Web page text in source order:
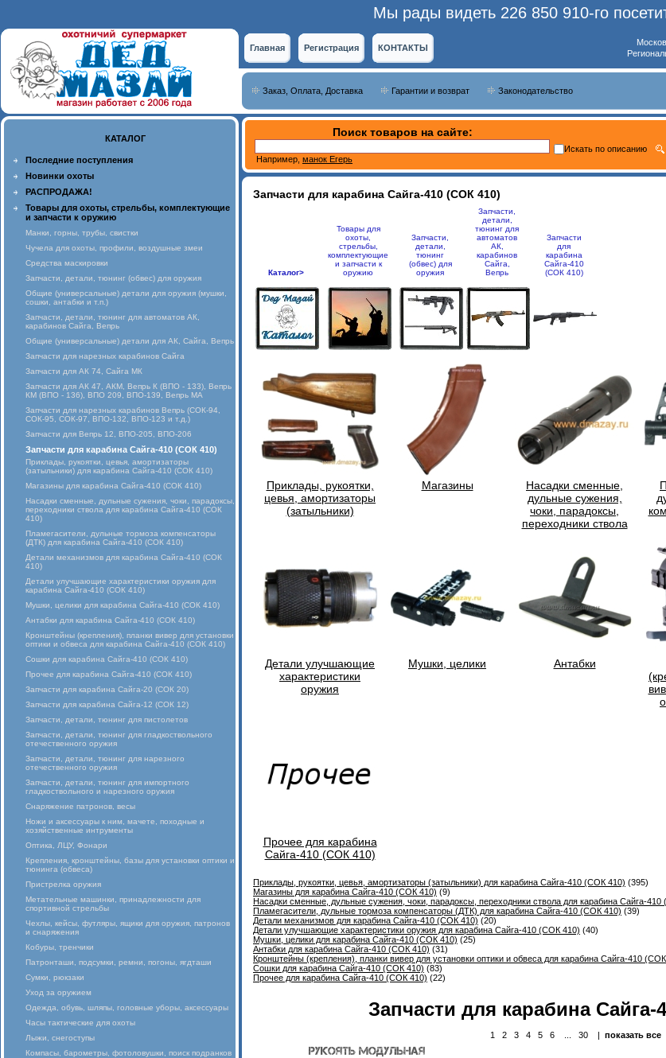
Мы рады видеть 226 850 910-го
Главная Регистрация КОНТАКТЫ
Заказ, Оплата, Доставка Гарантии и возврат Законодательство
КАТАЛОГ
Последние поступления
Новинки охоты
РАСПРОДАЖА!
Товары для охоты, стрельбы, комплектующие
и запчасти к оружию
Манки, горны, трубы, свистки
Чучела для охоты, профили, воздушные змеи
Средства маскировки
Запчасти, детали, тюнинг (обвес) для оружия
Общие (универсальные) детали для оружия (мушки,
сошки, антабки и т.п.)
Запчасти, детали, тюнинг для автоматов АК,
карабинов Сайга, Вепрь
Общие (универсальные) детали для АК, Сайга, Вепрь
Запчасти для нарезных карабинов Сайга
Запчасти для АК 74, Сайга МК
Запчасти для АК 47, АКМ, Вепрь К (ВПО - 133), Вепрь
КМ (ВПО - 136), ВПО 209, ВПО-139, Вепрь МА
Запчасти для нарезных карабинов Вепрь (СОК-94,
СОК-95, СОК-97, ВПО-132, ВПО-123 и т.д.)
Запчасти для Вепрь 12, ВПО-205, ВПО-206
Запчасти для карабина Сайга-410 (СОК 410)
Приклады, рукоятки, цевья, амортизаторы
(затыльники) для карабина Сайга-410 (СОК 410)
Магазины для карабина Сайга-410 (СОК 410)
Насадки сменные, дульные сужения, чоки, парадоксы,
переходники ствола для карабина Сайга-410 (СОК
410)
Пламегасители, дульные тормоза компенсаторы
(ДТК) для карабина Сайга-410 (СОК 410)
Детали механизмов для карабина Сайга-410 (СОК
410)
Детали улучшающие характеристики оружия для
карабина Сайга-410 (СОК 410)
Мушки, целики для карабина Сайга-410 (СОК 410)
Антабки для карабина Сайга-410 (СОК 410)
Кронштейны (крепления), планки вивер для установки
оптики и обвеса для карабина Сайга-410 (СОК 410)
Сошки для карабина Сайга-410 (СОК 410)
Прочее для карабина Сайга-410 (СОК 410)
Запчасти для карабина Сайга-20 (СОК 20)
Запчасти для карабина Сайга-12 (СОК 12)
Запчасти, детали, тюнинг для пистолетов
Запчасти, детали, тюнинг для гладкоствольного
отечественного оружия
Запчасти, детали, тюнинг для нарезного
отечественного оружия
Запчасти, детали, тюнинг для импортного
гладкоствольного и нарезного оружия
Снаряжение патронов, весы
Ножи и аксессуары к ним, мачете, походные и
хозяйственные интрументы
Оптика, ЛЦУ, Фонари
Крепления, кронштейны, базы для установки оптики и
тюнинга (обвеса)
Пристрелка оружия
Метательные машинки, принадлежности для
спортивной стрельбы
Чехлы, кейсы, футляры, ящики для оружия, патронов
и снаряжения
Кобуры, тренчики
Патронташи, подсумки, ремни, погоны, ягдташи
Сумки, рюкзаки
Уход за оружием
Одежда, обувь, шляпы, головные уборы, аксессуары
Часы тактические для охоты
Лыжи, снегоступы
Компасы, барометры, фотоловушки, поиск подранков
Поиск товаров на сайте:
Например, манок Егерь
Искать по описанию
Запчасти для карабина Сайга-410 (СОК 410)
Каталог>
Товары для
охоты,
стрельбы,
комплектующие
и запчасти к
оружию
Запчасти,
детали,
тюнинг
(обвес) для
оружия
Запчасти,
детали,
тюнинг для
автоматов
АК,
карабинов
Сайга,
Вепрь
Запчасти
для
карабина
Сайга-410
(СОК 410)
Приклады, рукоятки,
цевья, амортизаторы
(затыльники)
Магазины
Насадки сменные,
дульные сужения,
чоки, парадоксы,
переходники ствола
Детали улучшающие
характеристики
оружия
Мушки, целики Антабки
Прочее для карабина
Сайга-410 (СОК 410)
Приклады, рукоятки, цевья, амортизаторы (затыльники) для карабина Сайга-410 (СОК 410) (395)
Магазины для карабина Сайга-410 (СОК 410) (9)
Насадки сменные, дульные сужения, чоки, парадоксы, переходники ствола для карабина Сайга-
Пламегасители, дульные тормоза компенсаторы (ДТК) для карабина Сайга-410 (СОК 410) (39)
Детали механизмов для карабина Сайга-410 (СОК 410) (20)
Детали улучшающие характеристики оружия для карабина Сайга-410 (СОК 410) (40)
Мушки, целики для карабина Сайга-410 (СОК 410) (25)
Антабки для карабина Сайга-410 (СОК 410) (31)
Кронштейны (крепления), планки вивер для установки оптики и обвеса для карабина Сайга-410
Сошки для карабина Сайга-410 (СОК 410) (83)
Прочее для карабина Сайга-410 (СОК 410) (22)
Запчасти для карабина Сайга-
1 2 3 4 5 6... 30| показать все